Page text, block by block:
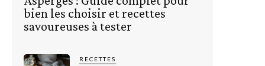
bien les choisir et recettes
savoureuses à tester
RECETTES